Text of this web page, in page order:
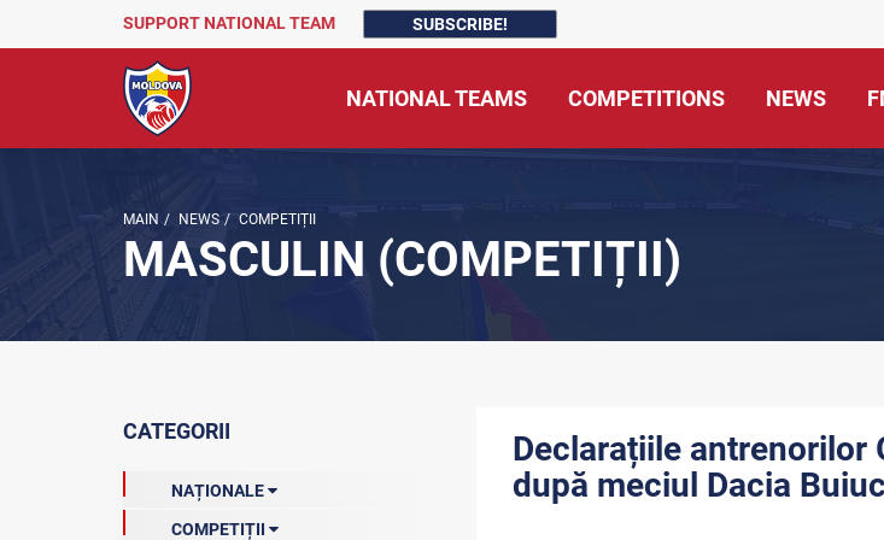
SUPPORT NATIONAL TEAM SUBSCRIBE!
NATIONAL TEAMS COMPETITIONS NEWS
MAIN / NEWS / COMPETIȚII
MASCULIN (COMPETIȚII)
CATEGORII
NAȚIONALE
COMPETIȚII
Declarațiile antrenorilor
după meciul Dacia